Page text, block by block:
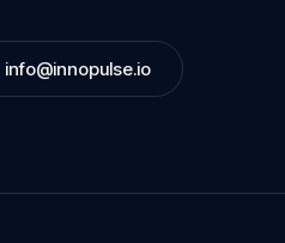
info@innopulse.io